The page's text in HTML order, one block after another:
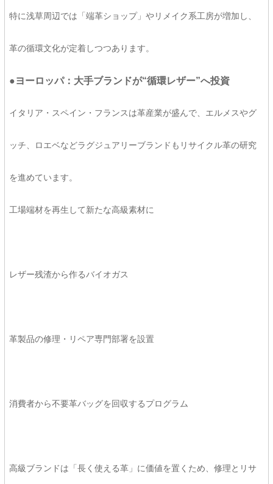
特に浅草周辺では「端革ショップ」やリメイク系工房が増加し、
革の循環文化が定着しつつあります。
●ヨーロッパ：大手ブランドが“循環レザー”へ投資
イタリア・スペイン・フランスは革産業が盛んで、エルメスやグ
ッチ、ロエベなどラグジュアリーブランドもリサイクル革の研究
を進めています。
工場端材を再生して新たな高級素材に
レザー残渣から作るバイオガス
革製品の修理・リペア専門部署を設置
消費者から不要革バッグを回収するプログラム
高級ブランドは「長く使える革」に価値を置くため、修理とリサ